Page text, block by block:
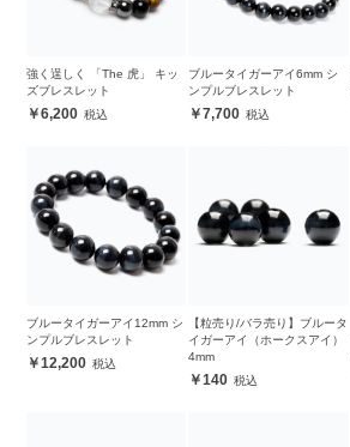
強く逞しく 「The 虎」 キッ
ズブレスレット
6,200
ブルータイガーアイ6mm シ
ンプルブレスレット
7,700
ブルータイガーアイ12mm シ
ンプルブレスレット
12,200
【粒売り/バラ売り】ブルータ
イガーアイ（ホークスアイ）
4mm
140